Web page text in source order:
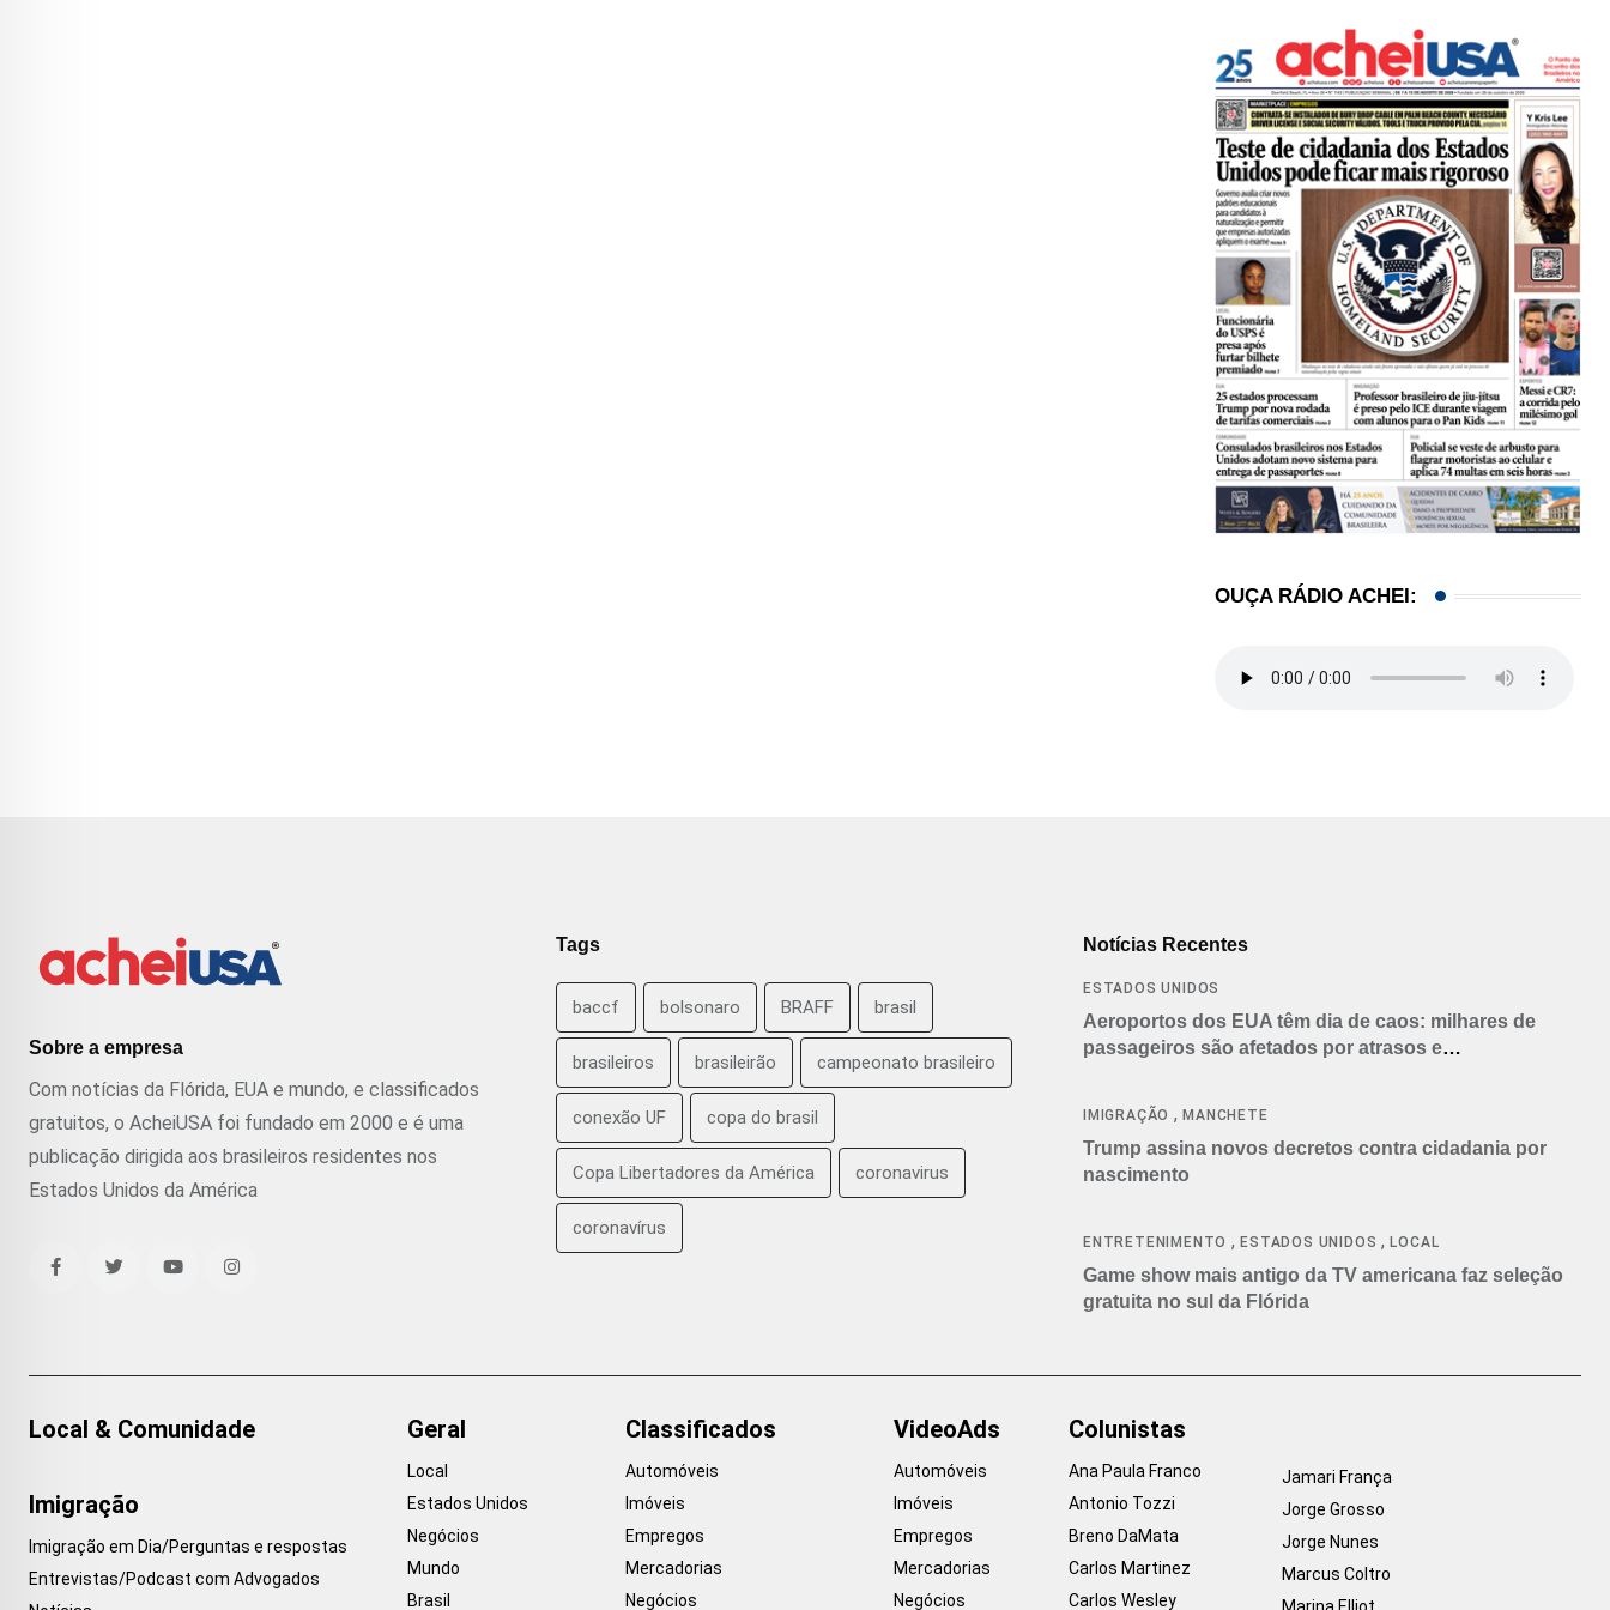
OUÇA RÁDIO ACHEI:
Sobre a empresa
Com notícias da Flórida, EUA e mundo, e classificados
gratuitos, o AcheiUSA foi fundado em 2000 e é uma
publicação dirigida aos brasileiros residentes nos
Estados Unidos da América
Tags
baccf bolsonaro BRAFF brasil
brasileiros brasileirão campeonato brasileiro
conexão UF copa do brasil
Copa Libertadores da América coronavirus
coronavírus
Notícias Recentes
ESTADOS UNIDOS
Aeroportos dos EUA têm dia de caos: milhares de
passageiros são afetados por atrasos e
IMIGRAÇÃO ,MANCHETE
Trump assina novos decretos contra cidadania por
nascimento
ENTRETENIMENTO ,ESTADOS UNIDOS ,LOCAL
Game show mais antigo da TV americana faz seleção
gratuita no sul da Flórida
Local & Comunidade
Imigração
Imigração em Dia/Perguntas e respostas
Entrevistas/Podcast com Advogados
Geral
Local
Estados Unidos
Negócios
Mundo
Brasil
Classificados
Automóveis
Imóveis
Empregos
Mercadorias
Negócios
VideoAds
Automóveis
Imóveis
Empregos
Mercadorias
Negócios
Colunistas
Ana Paula Franco
Antonio Tozzi
Breno DaMata
Carlos Martinez
Carlos Wesley
Jamari França
Jorge Grosso
Jorge Nunes
Marcus Coltro